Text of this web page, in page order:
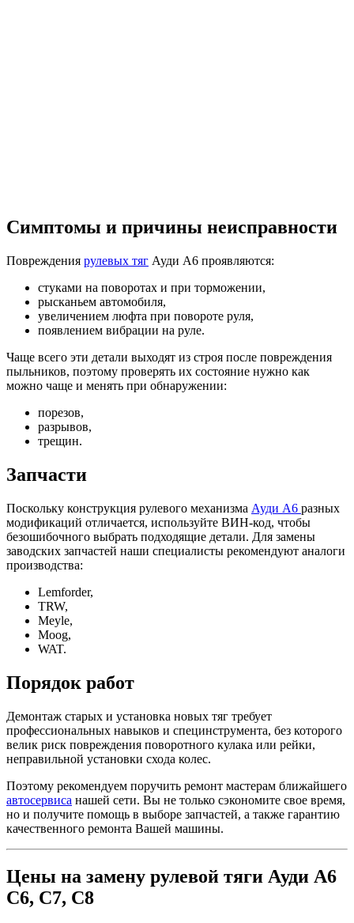
Симптомы и причины неисправности
Повреждения рулевых тяг Ауди А6 проявляются:
стуками на поворотах и при торможении,
рысканьем автомобиля,
увеличением люфта при повороте руля,
появлением вибрации на руле.
Чаще всего эти детали выходят из строя после повреждения
пыльников, поэтому проверять их состояние нужно как
можно чаще и менять при обнаружении:
порезов,
разрывов,
трещин.
Запчасти
Поскольку конструкция рулевого механизма Ауди А6 разных
модификаций отличается, используйте ВИН-код, чтобы
безошибочного выбрать подходящие детали. Для замены
заводских запчастей наши специалисты рекомендуют аналоги
производства:
Lemforder,
TRW,
Meyle,
Moog,
WAT.
Порядок работ
Демонтаж старых и установка новых тяг требует
профессиональных навыков и специнструмента, без которого
велик риск повреждения поворотного кулака или рейки,
неправильной установки схода колес.
Поэтому рекомендуем поручить ремонт мастерам ближайшего
автосервиса нашей сети. Вы не только сэкономите свое время,
но и получите помощь в выборе запчастей, а также гарантию
качественного ремонта Вашей машины.
Цены на замену рулевой тяги Ауди А6
С6, С7, С8